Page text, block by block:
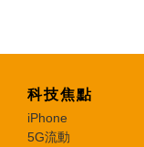
科技焦點
iPhone
5G流動